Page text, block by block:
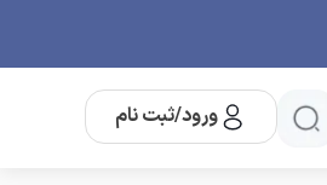
ورود/ثبت نام